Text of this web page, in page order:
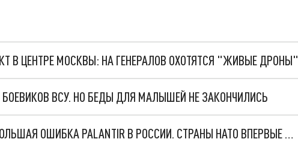
В ЦЕНТРЕ МОСКВЫ: НА ГЕНЕРАЛОВ ОХОТЯТСЯ "ЖИВЫЕ ДРОНЫ"
ВСУ. НО БЕДЫ ДЛЯ МАЛЫШЕЙ НЕ ЗАКОНЧИЛИСЬ
"ОЧЕНЬ ПЛОХИЕ НОВОСТИ": БОЛЬШАЯ ОШИБКА PALANTIR В РОССИИ. СТРАНЫ НАТО ВПЕРВЫЕ ЗА СВО ОСТАНОВИЛИ ПОСТАВКИ ОРУЖИЯ. ВСУ ТЕРЯЮТ ПРИГРАНИЧЬЕ?